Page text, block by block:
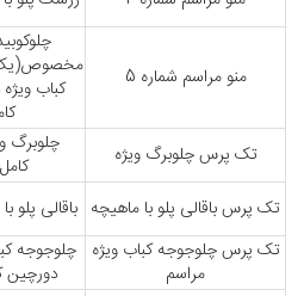
منو مراسم شماره 5
کباب
تک پرس چلوبرگ ویژه
چلوبرگ
تک پرس باقالی پلو با ماهیچه باقالی پلو با
تک پرس چلوجوجه کباب ویژه
مراسم
چلوجوجه
دورچین